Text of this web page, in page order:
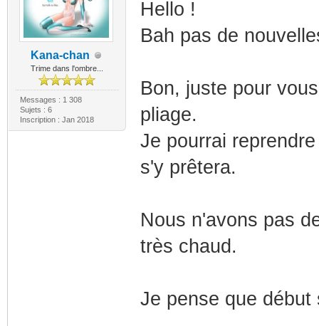
Kana-chan
Trime dans l'ombre...
Messages : 1 308
Sujets : 6
Inscription : Jan 2018
Hello !
Bah pas de
Bon, juste pour
pliage.
Je pourrai
s'y prêtera.
Nous n'avons pas
très chaud.
Je pense que début